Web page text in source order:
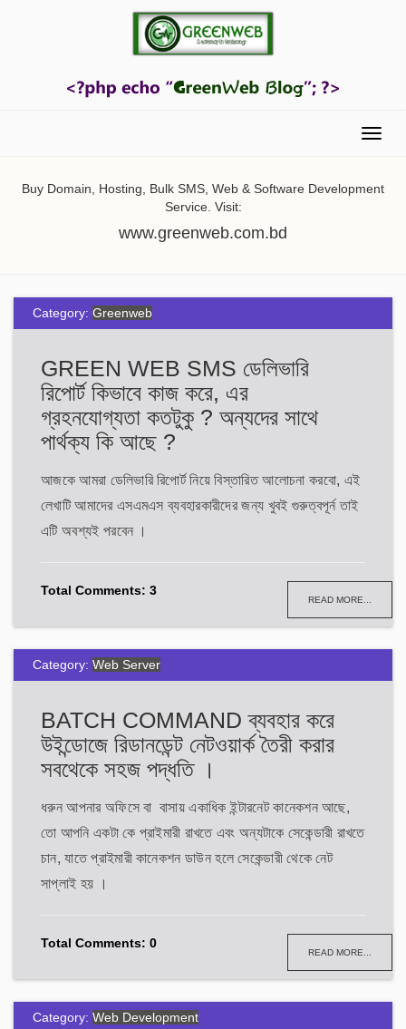
Menu
Buy Domain, Hosting, Bulk SMS, Web & Software Development
Service. Visit:
www.greenweb.com.bd
Category: Greenweb
GREEN WEB SMS ডেলিভারি
রিপোর্ট কিভাবে কাজ করে, এর
গ্রহনযোগ্যতা কতটুকু ? অন্যদের সাথে
পার্থক্য কি আছে ?
আজকে আমরা ডেলিভারি রিপোর্ট নিয়ে বিস্তারিত আলোচনা করবো, এই
লেখাটি আমাদের এসএমএস ব্যবহারকারীদের জন্য খুবই গুরুত্বপূর্ন তাই
এটি অবশ্যই পরবেন ।
Total Comments: 3
READ MORE...
Category: Web Server
BATCH COMMAND ব্যবহার করে
উইন্ডোজে রিডানডেন্ট নেটওয়ার্ক তৈরী করার
সবথেকে সহজ পদ্ধতি ।
ধরুন আপনার অফিসে বা বাসায় একাধিক ইন্টারনেট কানেকশন আছে,
তো আপনি একটা কে প্রাইমারী রাখতে এবং অন্যটাকে সেকেন্ডারী রাখতে
চান, যাতে প্রাইমারী কানেকশন ডাউন হলে সেকেন্ডারী থেকে নেট
সাপ্লাই হয় ।
Total Comments: 0
READ MORE...
Category: Web Development